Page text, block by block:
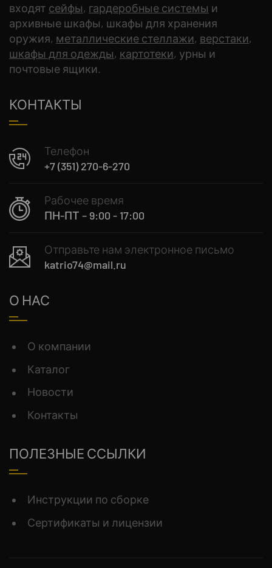
входят сейфы, гардеробные системы и
архивные шкафы, шкафы для хранения
оружия, металлические стеллажи, верстаки,
шкафы для одежды, картотеки, урны и
почтовые ящики.
КОНТАКТЫ
Телефон
+7 (351) 270-6-270
Рабочее время
ПН-ПТ – 9:00 - 17:00
Отправьте нам электронное письмо
katrio74@mail.ru
О НАС
О компании
Каталог
Новости
Контакты
ПОЛЕЗНЫЕ ССЫЛКИ
Инструкции по сборке
Сертификаты и лицензии